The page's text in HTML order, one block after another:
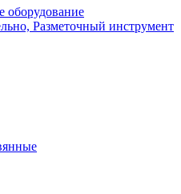
оборудование
Разметочный инструмент